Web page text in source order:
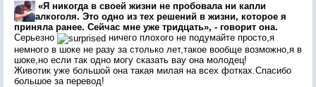
«Я никогда в своей жизни не пробовала ни капли
алкоголя. Это одно из тех решений в жизни, которое я
приняла ранее. Сейчас мне уже тридцать», - говорит она.
Серьезно
ничего плохого не подумайте просто,я
немного в шоке не разу за столько лет,такое вообще возможно,я в
шоке,но если так одно могу сказать вау она молодец!
Животик уже большой она такая милая на всех фотках.Спасибо
большое за перевод!